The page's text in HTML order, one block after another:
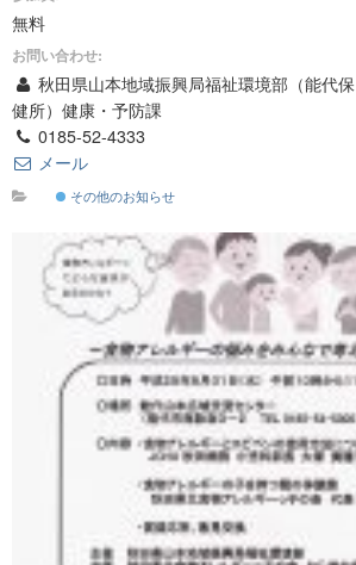
無料
お問い合わせ:
秋田県山本地域振興局福祉環境部（能代保
健所）健康・予防課
0185-52-4333
メール
その他のお知らせ